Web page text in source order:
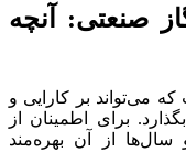
صنعتی: آنچه
می‌تواند بر کارایی و
برای اطمینان از
سال‌ها از آن بهره‌مند